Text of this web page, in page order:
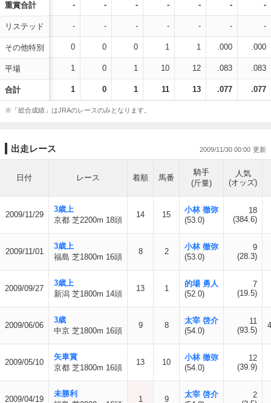
重賞合計
リステッド
その他特別
平場
合計
- - - - - - -
- - - - - - -
0 0 0 1 1 .000 .000
1 0 1 10 12 .083 .083
1 0 1 11 13 .077 .077
※「総合成績」はJRAのレースのみとなります。
出走レース 2009/11/30 00:00
日付 レース 着順 馬番
騎手
(斤量)
人気
(オッズ)
2009/11/29
3歳上
京都 芝2200m 18頭
14 15
小林 徹弥
(53.0)
18
(384.6)
2009/11/01
3歳上
福島 芝1800m 16頭
8 2
小林 徹弥
(53.0)
9
(28.3)
2009/09/27
3歳上
新潟 芝1800m 14頭
13 1
的場 勇人
(52.0)
7
(19.5)
2009/06/06
3歳
中京 芝1800m 16頭
9 8
太宰 啓介
(54.0)
11
(93.5)
2009/05/10
矢車賞
京都 芝1800m 16頭
13 10
小林 徹弥
(54.0)
12
(39.9)
2009/04/19
未勝利
1 9
太宰 啓介
2